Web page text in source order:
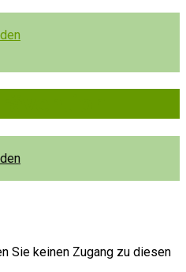
Sie keinen Zugang zu diesen